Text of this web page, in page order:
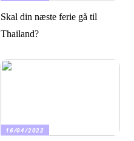
Skal din næste ferie gå til
Thailand?
16/04/2022